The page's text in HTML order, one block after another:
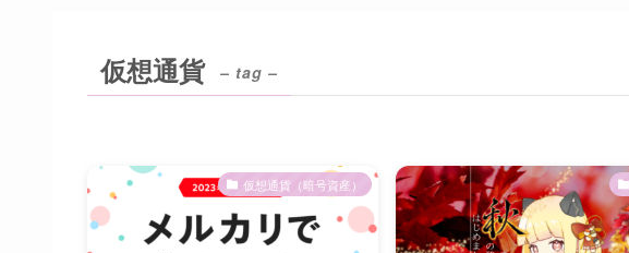
仮想通貨 – tag –
仮想通貨（暗号資産）